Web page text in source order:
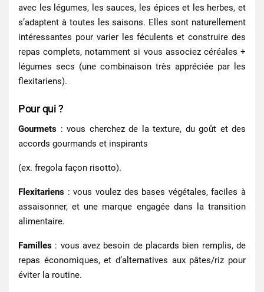
avec les légumes, les sauces, les épices et les herbes, et
s’adaptent à toutes les saisons. Elles sont naturellement
intéressantes pour varier les féculents et construire des
repas complets, notamment si vous associez céréales +
légumes secs (une combinaison très appréciée par les
flexitariens).
Pour qui ?
Gourmets : vous cherchez de la texture, du goût et des
accords gourmands et inspirants
(ex. fregola façon risotto).
Flexitariens : vous voulez des bases végétales, faciles à
assaisonner, et une marque engagée dans la transition
alimentaire.
Familles : vous avez besoin de placards bien remplis, de
repas économiques, et d’alternatives aux pâtes/riz pour
éviter la routine.